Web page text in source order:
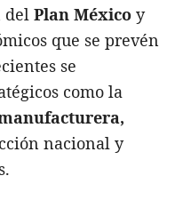
del Plan México y
que se prevén
se
como la
nacional y